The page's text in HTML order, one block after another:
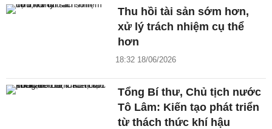
Thu hồi tài sản sớm hơn,
xử lý trách nhiệm cụ thể
hơn
18:32 18/06/2026
Tổng Bí thư, Chủ tịch nước
Tô Lâm: Kiến tạo phát triển
từ thách thức khí hậu